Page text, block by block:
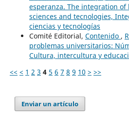
esperanza. The integration of
sciences and tecnologies,
ciencias y tecnologías
Comité Editorial, Contenido ,
problemas universitarios:
Cultura, intercultura y
<< < 1 2 3 4 5 6 7 8 9 10 > >>
Enviar un artículo